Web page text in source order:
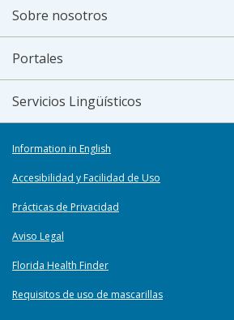
Sobre nosotros
Portales
Servicios Lingüísticos
Information in English
Accesibilidad y Facilidad de Uso
Prácticas de Privacidad
Aviso Legal
Florida Health Finder
Requisitos de uso de mascarillas